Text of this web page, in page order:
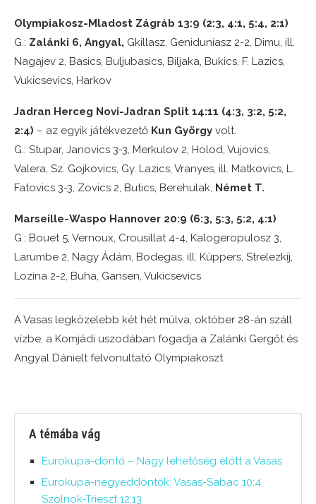
Olympiakosz-Mladost Zágráb 13:9 (2:3, 4:1, 5:4, 2:1)
G.: Zalánki 6, Angyal, Gkillasz, Geniduniasz 2-2, Dimu, ill.
Nagajev 2, Basics, Buljubasics, Biljaka, Bukics, F. Lazics,
Vukicsevics, Harkov
Jadran Herceg Novi-Jadran Split 14:11 (4:3, 3:2, 5:2,
2:4) – az egyik játékvezető Kun György volt.
G.: Stupar, Janovics 3-3, Merkulov 2, Holod, Vujovics,
Valera, Sz. Gojkovics, Gy. Lazics, Vranyes, ill. Matkovics, L.
Fatovics 3-3, Zovics 2, Butics, Berehulak, Német T.
Marseille-Waspo Hannover 20:9 (6:3, 5:3, 5:2, 4:1)
G.: Bouet 5, Vernoux, Crousillat 4-4, Kalogeropulosz 3,
Larumbe 2, Nagy Ádám, Bodegas, ill. Küppers, Strelezkíj,
Lozina 2-2, Buha, Gansen, Vukicsevics
A Vasas legközelebb két hét múlva, október 28-án száll
vízbe, a Komjádi uszodában fogadja a Zalánki Gergőt és
Angyal Dánielt felvonultató Olympiakoszt.
A témába vág
Eurokupa-döntő – Nagy lehetőség előtt a Vasas
Eurokupa-negyeddöntők: Vasas-Sabac 10:4,
Szolnok-Trieszt 12:13